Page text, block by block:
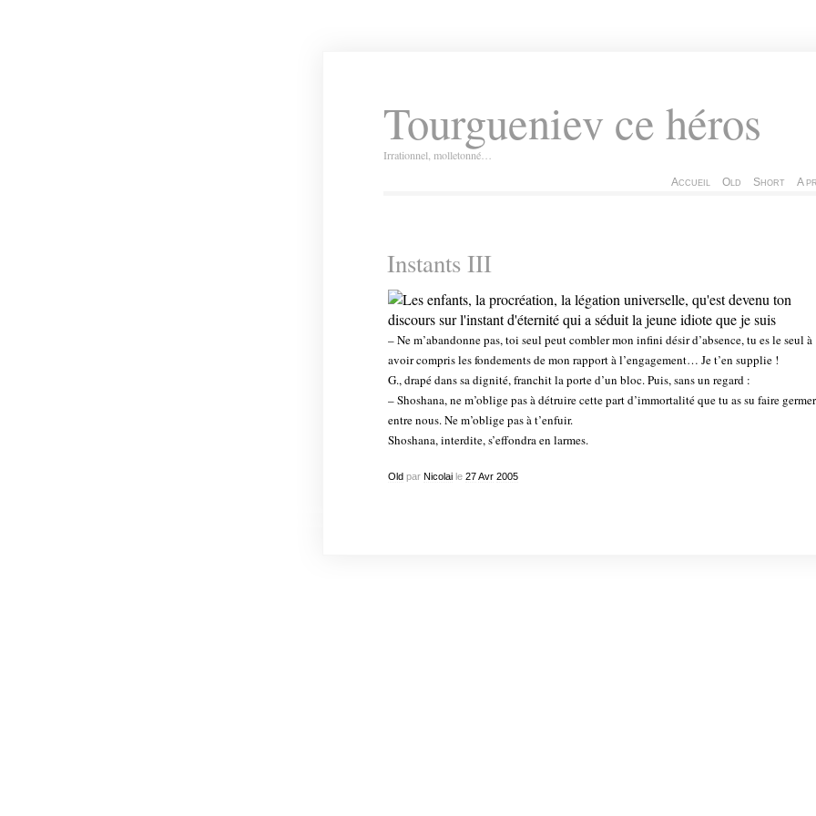
Tourgueniev ce héros
Irrationnel, molletonné…
Accueil Old Short A
Instants III
– Ne m’abandonne pas, toi seul peut combler mon infini désir d’absence, tu es le seul à
avoir compris les fondements de mon rapport à l’engagement… Je t’en supplie !
G., drapé dans sa dignité, franchit la porte d’un bloc. Puis, sans un regard :
– Shoshana, ne m’oblige pas à détruire cette part d’immortalité que tu as su faire germer
entre nous. Ne m’oblige pas à t’enfuir.
Shoshana, interdite, s’effondra en larmes.
Oldpar Nicolaile 27 Avr 2005